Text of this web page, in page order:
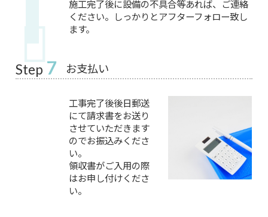
施工完了後に設備の不具合等あれば、ご連絡
ください。しっかりとアフターフォロー致し
ます。
Step 7 お支払い
工事完了後後日郵送
にて請求書をお送り
させていただきます
のでお振込みくださ
い。
領収書がご入用の際
はお申し付けくださ
い。